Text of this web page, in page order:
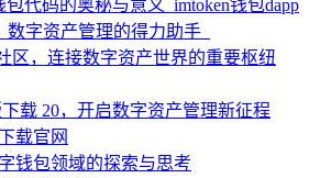
包代码的奥秘与意义_imtoken钱包dapp
数字资产管理的得力助手_
区，连接数字资产世界的重要枢纽
载 20，开启数字资产管理新征程
载官网
钱包领域的探索与思考